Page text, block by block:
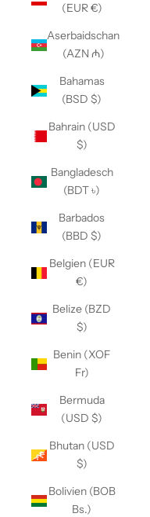
(EUR €)
Aserbaidschan
(AZN ₼)
Bahamas
(BSD $)
Bahrain (USD
$)
Bangladesch
(BDT ৳)
Barbados
(BBD $)
Belgien (EUR
€)
Belize (BZD
$)
Benin (XOF
Fr)
Bermuda
(USD $)
Bhutan (USD
$)
Bolivien (BOB
Bs.)